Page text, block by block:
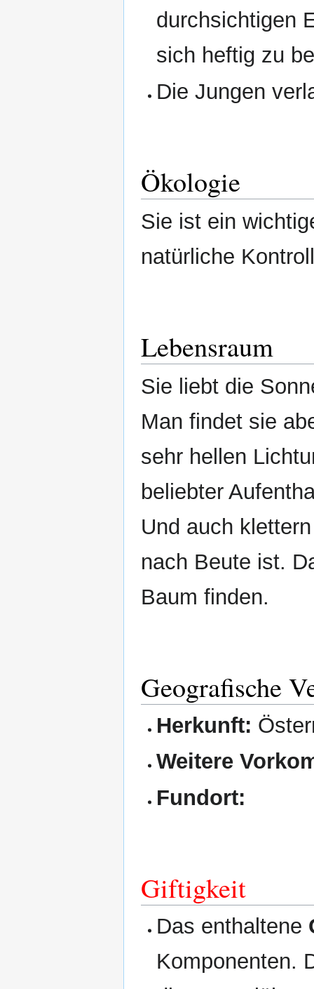
durchsichtigen
sich heftig zu
Die Jungen
Ökologie
Sie ist ein
natürliche
Lebensraum
Sie liebt die
Man findet sie
sehr hellen
beliebter
Und auch
nach Beute ist.
Baum finden.
Geografische
Herkunft:
Weitere
Fundort:
Giftigkeit
Das enthaltene
Komponenten.